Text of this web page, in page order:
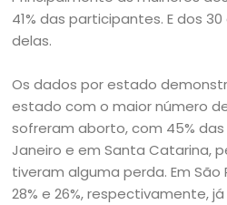
41% das participantes. E dos
delas.
Os dados por estado
estado com o maior número
sofreram aborto, com 45%
Janeiro e em Santa Catarina,
tiveram alguma perda. Em São
28% e 26%, respectivamente,